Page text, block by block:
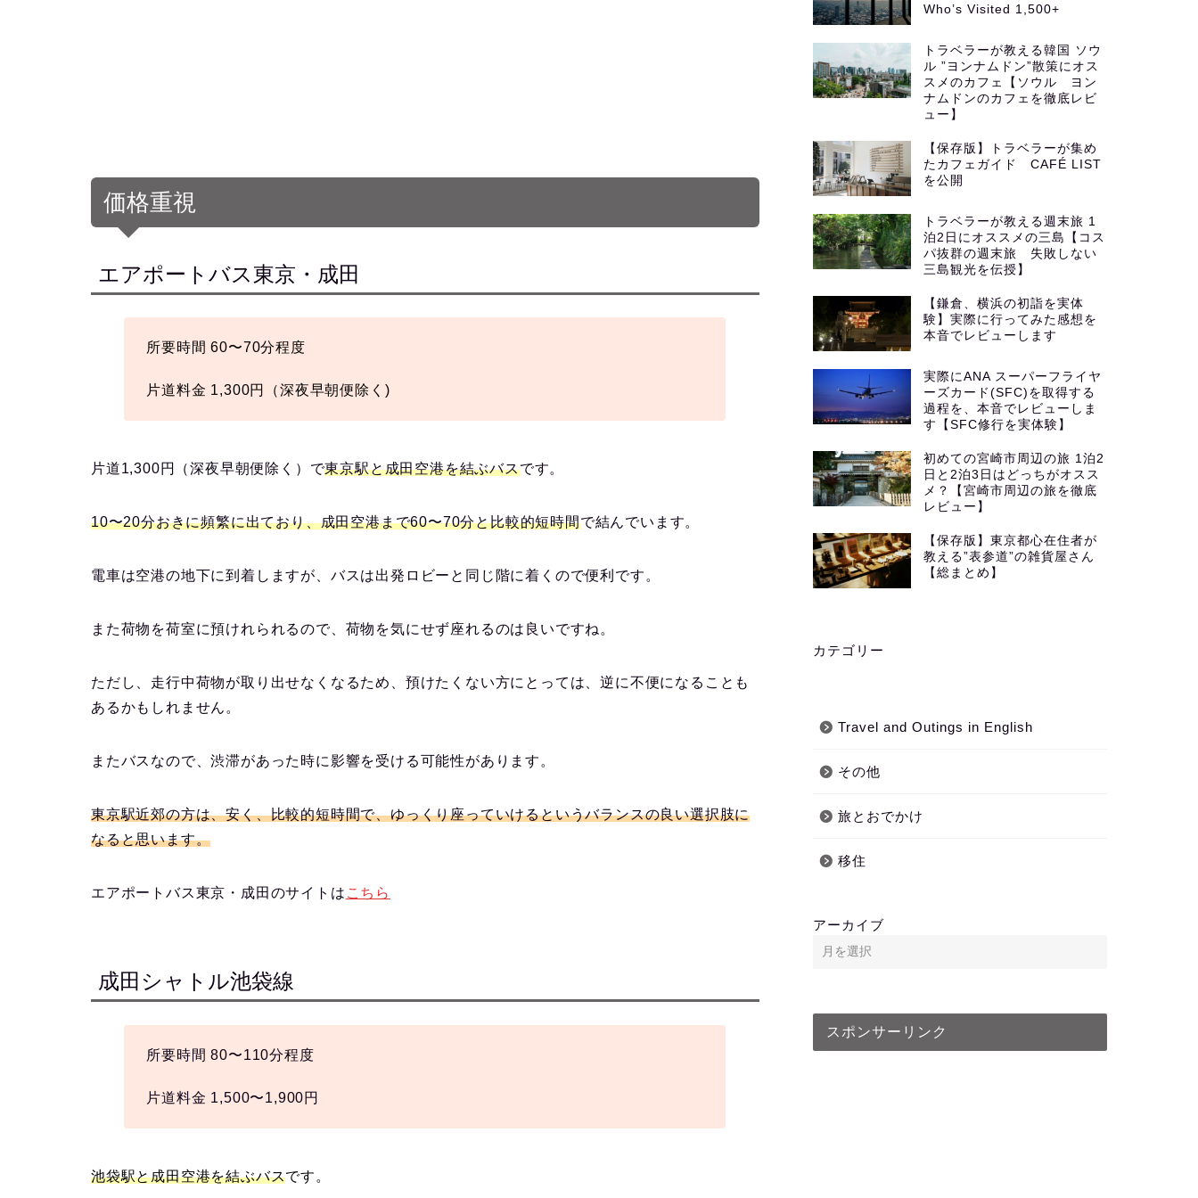
価格重視
エアポートバス東京・成田
所要時間 60〜70分程度
片道料金 1,300円（深夜早朝便除く)
片道1,300円（深夜早朝便除く）で東京駅と成田空港を結ぶバスです。
10〜20分おきに頻繁に出ており、成田空港まで60〜70分と比較的短時間で結んでいます。
電車は空港の地下に到着しますが、バスは出発ロビーと同じ階に着くので便利です。
また荷物を荷室に預けれられるので、荷物を気にせず座れるのは良いですね。
ただし、走行中荷物が取り出せなくなるため、預けたくない方にとっては、逆に不便になることも
あるかもしれません。
またバスなので、渋滞があった時に影響を受ける可能性があります。
東京駅近郊の方は、安く、比較的短時間で、ゆっくり座っていけるというバランスの良い選択肢に
なると思います。
エアポートバス東京・成田のサイトは こちら
成田シャトル池袋線
所要時間 80〜110分程度
片道料金 1,500〜1,900円
池袋駅と成田空港を結ぶバスです。
Who’s Visited 1,500+
トラベラーが教える韓国 ソウ
ル ”ヨンナムドン”散策にオス
スメのカフェ【ソウル ヨン
ナムドンのカフェを徹底レビ
ュー】
【保存版】トラベラーが集め
たカフェガイド CAFÉ LIST
を公開
トラベラーが教える週末旅 1
泊2日にオススメの三島【コス
パ抜群の週末旅 失敗しない
三島観光を伝授】
【鎌倉、横浜の初詣を実体
験】実際に行ってみた感想を
本音でレビューします
実際にANA スーパーフライヤ
ーズカード(SFC)を取得する
過程を、本音でレビューしま
す【SFC修行を実体験】
初めての宮崎市周辺の旅 1泊2
日と2泊3日はどっちがオスス
メ？【宮崎市周辺の旅を徹底
レビュー】
【保存版】東京都心在住者が
教える”表参道”の雑貨屋さん
【総まとめ】
カテゴリー
Travel and Outings in English
その他
旅とおでかけ
移住
アーカイブ
スポンサーリンク